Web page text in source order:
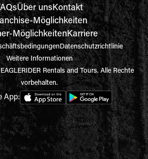
Über unsKontakt
Möglichkeiten
MöglichkeitenKarriere
Datenschutzrichtlinie
Weitere Informationen
Rentals and Tours. Alle Rechte
vorbehalten.
App: